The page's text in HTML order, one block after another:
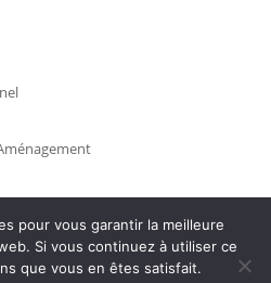
pour vous garantir la meilleure
Si vous continuez à utiliser ce
que vous en êtes satisfait.